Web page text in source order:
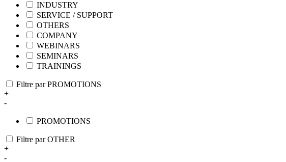
INDUSTRY
SERVICE / SUPPORT
OTHERS
COMPANY
WEBINARS
SEMINARS
TRAININGS
Filtre par PROMOTIONS
+
-
PROMOTIONS
Filtre par OTHER
+
-